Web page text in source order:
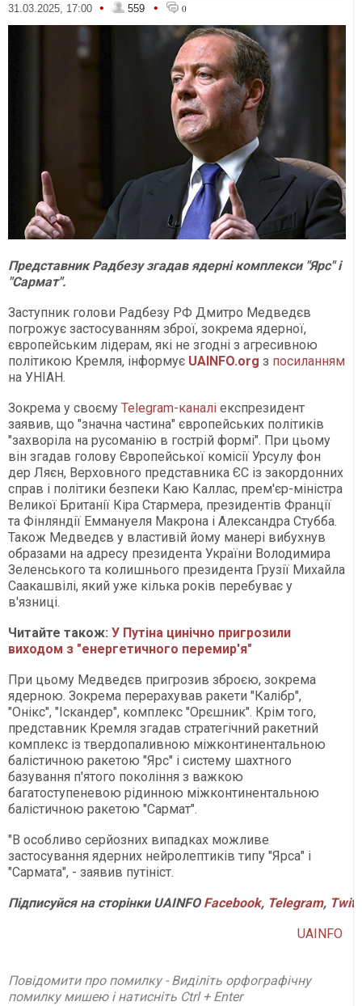
31.03.2025, 17:00 • 559 • 0
Представник Радбезу згадав ядерні комплекси "Ярс" і
"Сармат".
Заступник голови Радбезу РФ Дмитро Медведєв
погрожує застосуванням зброї, зокрема ядерної,
європейським лідерам, які не згодні з агресивною
політикою Кремля, інформує UAINFO.org з посиланням
на УНІАН.
Зокрема у своєму Telegram-каналі експрезидент
заявив, що "значна частина" європейських політиків
"захворіла на русоманію в гострій формі". При цьому
він згадав голову Європейської комісії Урсулу фон
дер Ляєн, Верховного представника ЄС із закордонних
справ і політики безпеки Каю Каллас, прем'єр-міністра
Великої Британії Кіра Стармера, президентів Франції
та Фінляндії Еммануеля Макрона і Александра Стубба.
Також Медведєв у властивій йому манері вибухнув
образами на адресу президента України Володимира
Зеленського та колишнього президента Грузії Михайла
Саакашвілі, який уже кілька років перебуває у
в'язниці.
Читайте також: У Путіна цинічно пригрозили
виходом з "енергетичного перемир'я"
При цьому Медведєв пригрозив зброєю, зокрема
ядерною. Зокрема перерахував ракети "Калібр",
"Онікс", "Іскандер", комплекс "Орєшник". Крім того,
представник Кремля згадав стратегічний ракетний
комплекс із твердопаливною міжконтинентальною
балістичною ракетою "Ярс" і систему шахтного
базування п'ятого покоління з важкою
багатоступеневою рідинною міжконтинентальною
балістичною ракетою "Сармат".
"В особливо серйозних випадках можливе
застосування ядерних нейролептиків типу "Ярса" і
"Сармата", - заявив путініст.
ПідписуйсянасторінкиUAINFO Facebook, Telegram,
UAINFO
Повідомити про помилку - Виділіть орфографічну
помилку мишею і натисніть Ctrl + Enter